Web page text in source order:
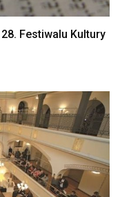
Festiwalu Kultury